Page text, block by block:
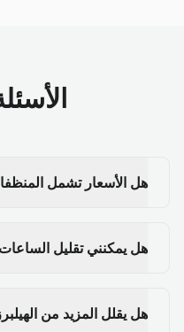
هل الأسعار تشمل
هل يمكنني تقليل
هل يقلل المزيد من